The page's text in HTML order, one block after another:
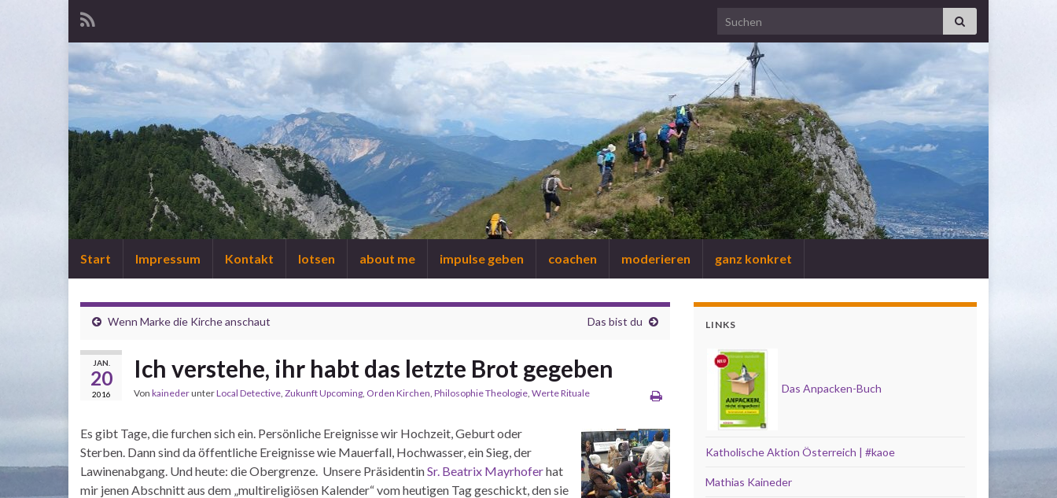
Search for:
Start Impressum Kontakt lotsen about me impulse geben coachen moderieren ganz konkret
Wenn Marke die Kirche anschaut Das bist du
JAN.
20
2016
Ich verstehe, ihr habt das letzte Brot gegeben
Von kainederunterLocal Detective, Zukunft Upcoming, Orden Kirchen, Philosophie Theologie, Werte Rituale
Es gibt Tage, die furchen sich ein. Persönliche Ereignisse wir Hochzeit, Geburt oder
Sterben. Dann sind da öffentliche Ereignisse wie Mauerfall, Hochwasser, ein Sieg, der
Lawinenabgang. Und heute: die Obergrenze. Unsere PräsidentinSr. Beatrix Mayrhoferhat
mir jenen Abschnitt aus dem „multireligiösen Kalender“ vom heutigen Tag geschickt, den sie
LINKS
Das Anpacken-Buch
Katholische Aktion Österreich | #kaoe
Mathias Kaineder